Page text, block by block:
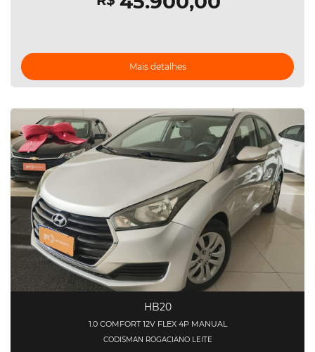
Mais detalhes
HB20
1.0 COMFORT 12V FLEX 4P MANUAL
CODISMAN ROGACIANO LEITE